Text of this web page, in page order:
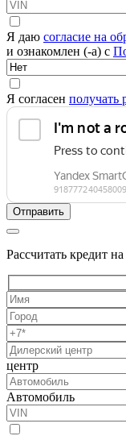
Я даю согласие на
и ознакомлен (-а) с
Я согласен получать
Рассчитать кредит на
центр
Автомобиль